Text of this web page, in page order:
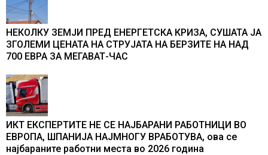
НЕКОЛКУ ЗЕМЈИ ПРЕД ЕНЕРГЕТСКА КРИЗА, СУШАТА ЈА
ЗГОЛЕМИ ЦЕНАТА НА СТРУЈАТА НА БЕРЗИТЕ НА НАД
700 ЕВРА ЗА МЕГАВАТ-ЧАС
ИКТ ЕКСПЕРТИТЕ НЕ СЕ НАЈБАРАНИ РАБОТНИЦИ ВО
ЕВРОПА, ШПАНИЈА НАЈМНОГУ ВРАБОТУВА, oва се
најбараните работни места во 2026 година